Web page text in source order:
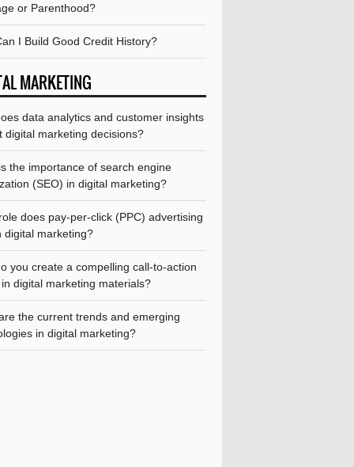
or Parenthood?
I Build Good Credit History?
MARKETING
data analytics and customer insights
digital marketing decisions?
the importance of search engine
(SEO) in digital marketing?
does pay-per-click (PPC) advertising
digital marketing?
you create a compelling call-to-action
digital marketing materials?
the current trends and emerging
in digital marketing?